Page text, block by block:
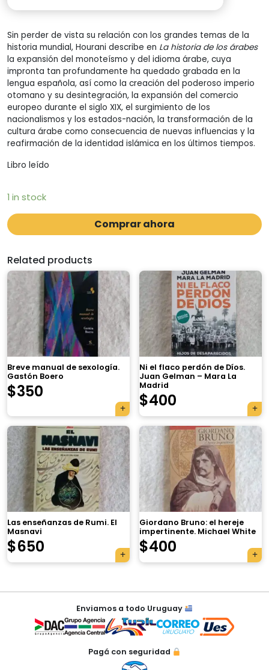
Sin perder de vista su relación con los grandes temas de la
historia mundial, Hourani describe en La historia de los árabes
la expansión del monoteísmo y del idioma árabe, cuya
impronta tan profundamente ha quedado grabada en la
lengua española, así como la creación del poderoso imperio
otomano y su desintegración, la expansión del comercio
europeo durante el siglo XIX, el surgimiento de los
nacionalismos y los estados-nación, la transformación de la
cultura árabe como consecuencia de nuevas influencias y la
reafirmación de la identidad islámica en los últimos tiempos.
Libro leído
1 in stock
Comprar ahora
Related products
Breve manual de sexología.
Gastón Boero
$350
Ni el flaco perdón de Díos.
Juan Gelman – Mara La
Madrid
$400
Las enseñanzas de Rumi. El
Masnavi
$650
Giordano Bruno: el hereje
impertinente. Michael White
$400
Navegación
entradas
Enviamos a todo Uruguay
Pagá con seguridad
×
Tu carrito está vacío.
automáticamente.